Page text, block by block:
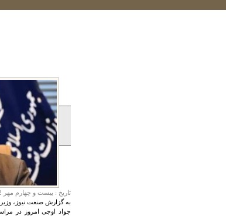
تاريخ : بيست و چهارم مهر 1402 ساعت 14:45
به گزارش صنعت نیوز، وزیر نفت گفت: در صنعت نفت ۲۰ هزار
جواد اوجی امروز در